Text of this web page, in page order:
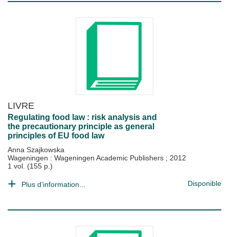
LIVRE
Regulating food law : risk analysis and
the precautionary principle as general
principles of EU food law
Anna Szajkowska
Wageningen : Wageningen Academic Publishers ; 2012
1 vol. (155 p.)
Plus d'information... Disponible